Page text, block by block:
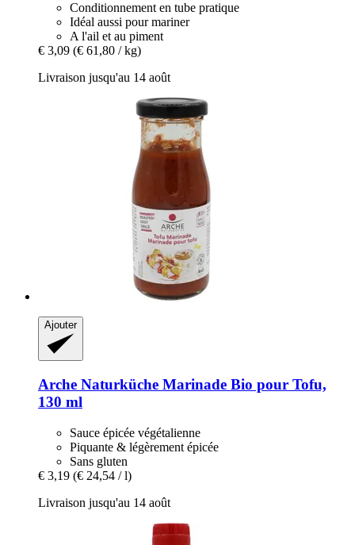
Conditionnement en tube pratique
Idéal aussi pour mariner
A l'ail et au piment
€ 3,09 (€ 61,80 / kg)
Livraison jusqu'au 14 août
Ajouter
Arche Naturküche Marinade Bio pour Tofu,
130 ml
Sauce épicée végétalienne
Piquante & légèrement épicée
Sans gluten
€ 3,19 (€ 24,54 / l)
Livraison jusqu'au 14 août